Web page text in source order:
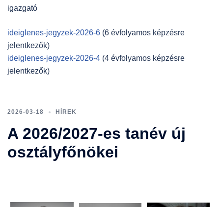
igazgató
ideiglenes-jegyzek-2026-6 (6 évfolyamos képzésre
jelentkezők)
ideiglenes-jegyzek-2026-4 (4 évfolyamos képzésre
jelentkezők)
2026-03-18 HÍREK
A 2026/2027-es tanév új
osztályfőnökei